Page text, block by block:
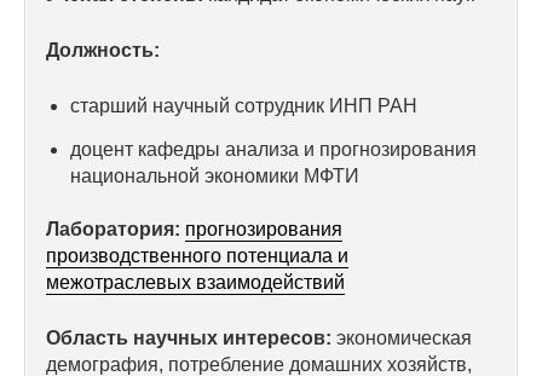
Номера журналов
Редакционная этика
Общие требования
Должность:
старший научный сотрудник ИНП РАН
доцент кафедры анализа и прогнозирования
национальной экономики МФТИ
Лаборатория: прогнозирования
производственного потенциала и
межотраслевых взаимодействий
Область научных интересов: экономическая
демография, потребление домашних хозяйств,